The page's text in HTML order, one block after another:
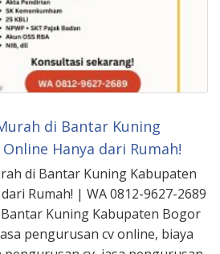
di Bantar Kuning
Hanya dari Rumah!
di Bantar Kuning Kabupaten
Rumah! | WA 0812-9627-2689
Kuning Kabupaten Bogor
pengurusan cv online, biaya